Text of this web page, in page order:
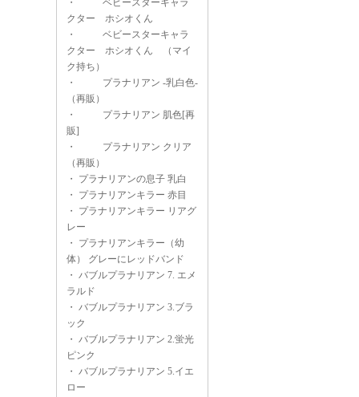
・
ベビースターキャラ
クター ホシオくん
・
ベビースターキャラ
クター ホシオくん （マイ
ク持ち）
・
プラナリアン -乳白色-
（再販）
・
プラナリアン 肌色[再
販]
・
プラナリアン クリア
（再販）
・ プラナリアンの息子 乳白
・ プラナリアンキラー 赤目
・ プラナリアンキラー リアグ
レー
・ プラナリアンキラー（幼
体） グレーにレッドバンド
・ バブルプラナリアン 7. エメ
ラルド
・ バブルプラナリアン 3.ブラ
ック
・ バブルプラナリアン 2.蛍光
ピンク
・ バブルプラナリアン 5.イエ
ロー